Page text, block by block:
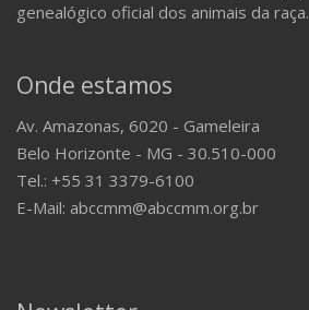
genealógico oficial dos animais da raça.
Onde estamos
Av. Amazonas, 6020 - Gameleira
Belo Horizonte - MG - 30.510-000
Tel.: +55 31 3379-6100
E-Mail: abccmm@abccmm.org.br